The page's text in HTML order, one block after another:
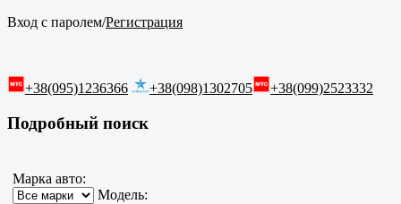
Вход с паролем/Регистрация
+38(095)1236366 +38(098)1302705 +38(099)2523332
Подробный поиск
Марка авто:
Модель: